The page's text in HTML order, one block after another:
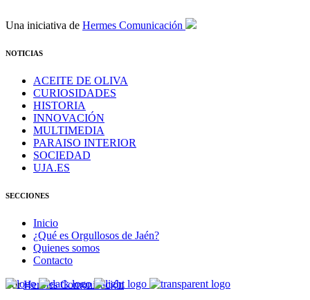
Una iniciativa de Hermes Comunicación
NOTICIAS
ACEITE DE OLIVA
CURIOSIDADES
HISTORIA
INNOVACIÓN
MULTIMEDIA
PARAISO INTERIOR
SOCIEDAD
UJA.ES
SECCIONES
Inicio
¿Qué es Orgullosos de Jaén?
Quienes somos
Contacto
PorHermes Comunicación